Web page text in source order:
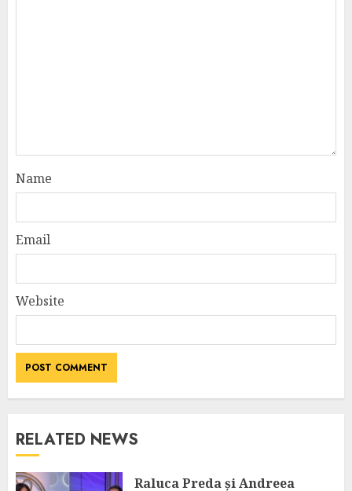
Name
Email
Website
RELATED NEWS
Raluca Preda și Andreea